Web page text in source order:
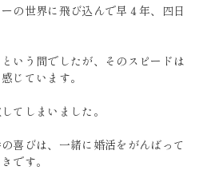
の世界に飛び込んで早４年、四日
いう間でしたが、そのスピードは
じています。
てしまいました。
喜びは、一緒に婚活をがんばって
です。